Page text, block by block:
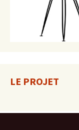
LE PROJET